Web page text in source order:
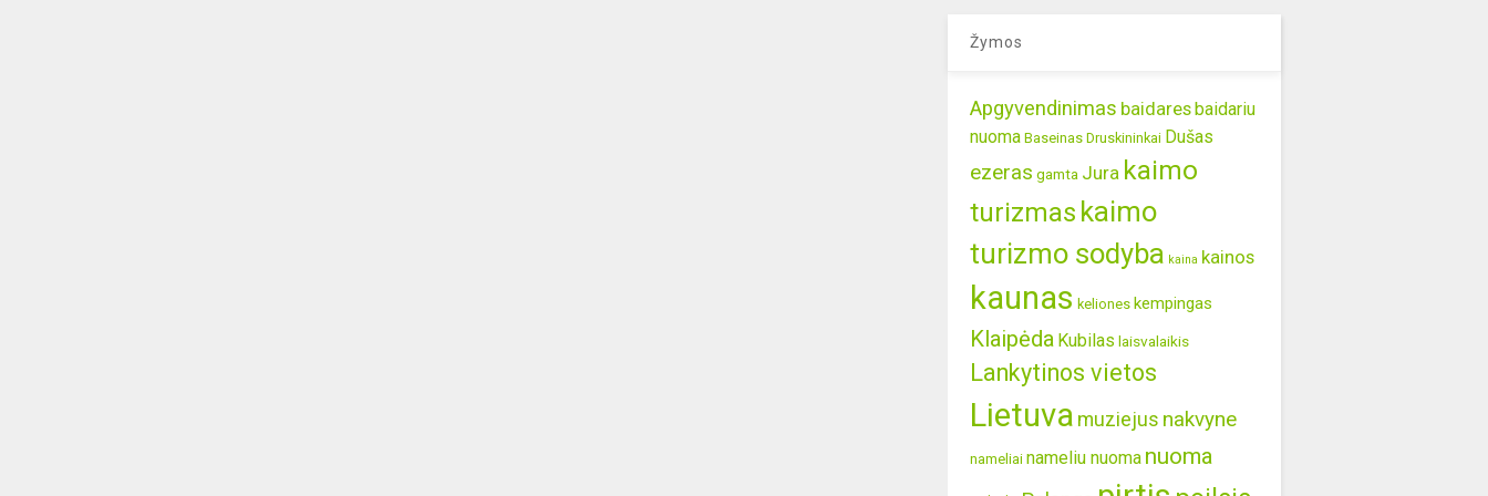
Žymos
Apgyvendinimas baidaresbaidariu
nuoma Baseinas Druskininkai Dušas
ezeras gamta Jura kaimo
turizmas kaimo
turizmo sodyba kaina kainos
kaunas keliones kempingas
Klaipėda Kubilas laisvalaikis
Lankytinos vietos
Lietuva muziejus nakvyne
nameliai nameliu nuoma nuoma